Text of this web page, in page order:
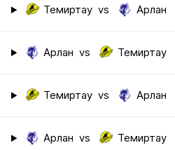
Темиртау vs Арлан
Арлан vs Темиртау
Темиртау vs Арлан
Арлан vs Темиртау